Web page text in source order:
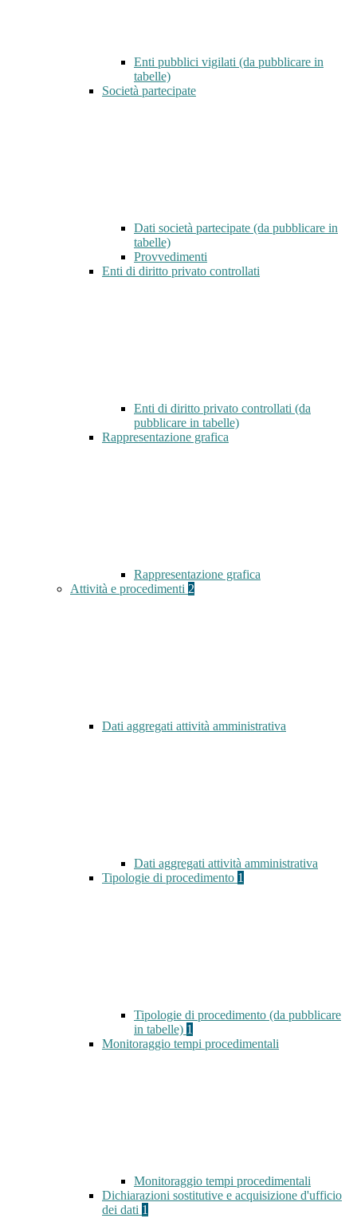
Enti pubblici vigilati (da pubblicare in
tabelle)
Società partecipate
Dati società partecipate (da pubblicare in
tabelle)
Provvedimenti
Enti di diritto privato controllati
Enti di diritto privato controllati (da
pubblicare in tabelle)
Rappresentazione grafica
Rappresentazione grafica
Attività e procedimenti 2
Dati aggregati attività amministrativa
Dati aggregati attività amministrativa
Tipologie di procedimento 1
Tipologie di procedimento (da pubblicare
in tabelle) 1
Monitoraggio tempi procedimentali
Monitoraggio tempi procedimentali
Dichiarazioni sostitutive e acquisizione d'ufficio
dei dati 1